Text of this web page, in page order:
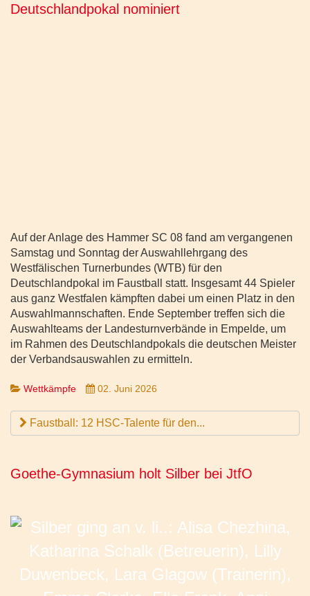
Deutschlandpokal nominiert
Auf der Anlage des Hammer SC 08 fand am vergangenen
Samstag und Sonntag der Auswahllehrgang des
Westfälischen Turnerbundes (WTB) für den
Deutschlandpokal im Faustball statt. Insgesamt 44 Spieler
aus ganz Westfalen kämpften dabei um einen Platz in den
Auswahlmannschaften. Ende September treffen sich die
Auswahlteams der Landesturnverbände in Empelde, um
im Rahmen des Deutschlandpokals die deutschen Meister
der Verbandsauswahlen zu ermitteln.
Wettkämpfe 02. Juni 2026
Faustball: 12 HSC-Talente für den...
Goethe-Gymnasium holt Silber bei JtfO